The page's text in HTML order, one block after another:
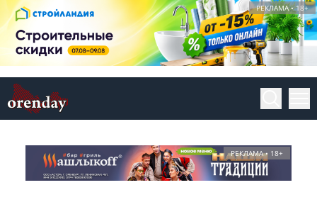
РЕКЛАМА • 18+
РЕКЛАМА • 18+